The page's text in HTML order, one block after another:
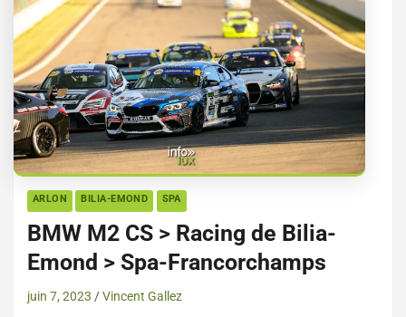
ARLON BILIA-EMOND SPA
BMW M2 CS > Racing de Bilia-
Emond > Spa-Francorchamps
juin 7, 2023 Vincent Gallez